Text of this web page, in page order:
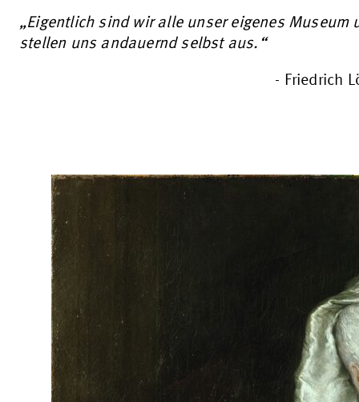
„Eigentlich sind wir alle unser eigenes Museum
stellen uns andauernd selbst aus.“
- Friedrich